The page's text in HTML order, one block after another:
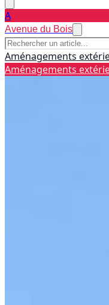
A
Avenue du Bois
Aménagements
Aménagements